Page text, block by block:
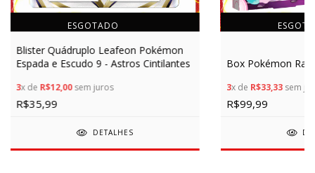
ESGOTADO
Blister Quádruplo Leafeon Pokémon
Espada e Escudo 9 - Astros Cintilantes
3x de R$12,00sem juros
R$35,99
DETALHES
Box Pokémon
3x de R$33,33sem
R$99,99